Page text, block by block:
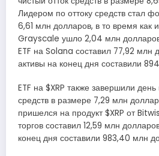
Лидером по оттоку средств стал
6,61 млн долларов, в то время как
Grayscale ушло 2,04 млн
ETF на Solana составил 77,92 млн
активы на конец дня составили
ETF на $XRP также завершили день
средств в размере 7,29 млн
пришелся на продукт $XRP от
торгов составил 12,59 млн
конец дня составили 983,40 млн